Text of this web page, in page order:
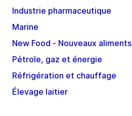
Industrie pharmaceutique
Marine
New Food - Nouveaux aliments
Pétrole, gaz et énergie
Réfrigération et chauffage
Élevage laitier